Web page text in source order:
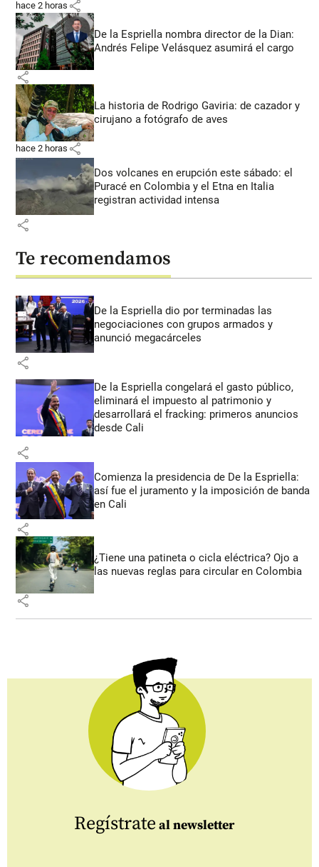
hace 2 horas share
De la Espriella nombra director de la Dian:
Andrés Felipe Velásquez asumirá el cargo
share
La historia de Rodrigo Gaviria: de cazador y
cirujano a fotógrafo de aves
hace 2 horas share
Dos volcanes en erupción este sábado: el
Puracé en Colombia y el Etna en Italia
registran actividad intensa
share
Te recomendamos
De la Espriella dio por terminadas las
negociaciones con grupos armados y
anunció megacárceles
share
De la Espriella congelará el gasto público,
eliminará el impuesto al patrimonio y
desarrollará el fracking: primeros anuncios
desde Cali
share
Comienza la presidencia de De la Espriella:
así fue el juramento y la imposición de banda
en Cali
share
¿Tiene una patineta o cicla eléctrica? Ojo a
las nuevas reglas para circular en Colombia
share
Regístrate al newsletter